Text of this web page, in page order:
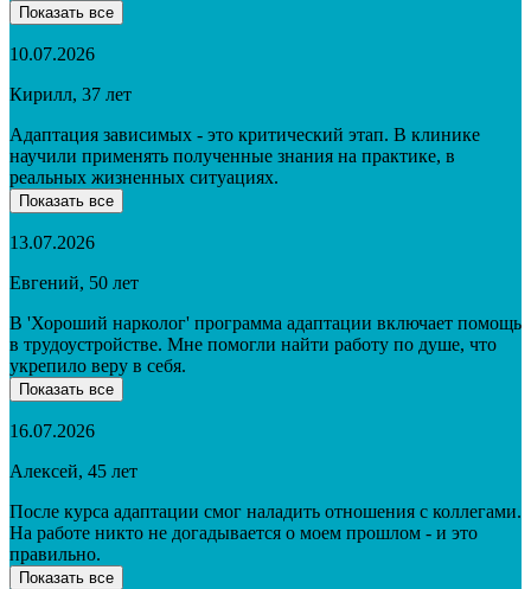
Показать все
10.07.2026
Кирилл, 37 лет
Адаптация зависимых - это критический этап. В клинике
научили применять полученные знания на практике, в
реальных жизненных ситуациях.
Показать все
13.07.2026
Евгений, 50 лет
В 'Хороший нарколог' программа адаптации включает помощь
в трудоустройстве. Мне помогли найти работу по душе, что
укрепило веру в себя.
Показать все
16.07.2026
Алексей, 45 лет
После курса адаптации смог наладить отношения с коллегами.
На работе никто не догадывается о моем прошлом - и это
правильно.
Показать все